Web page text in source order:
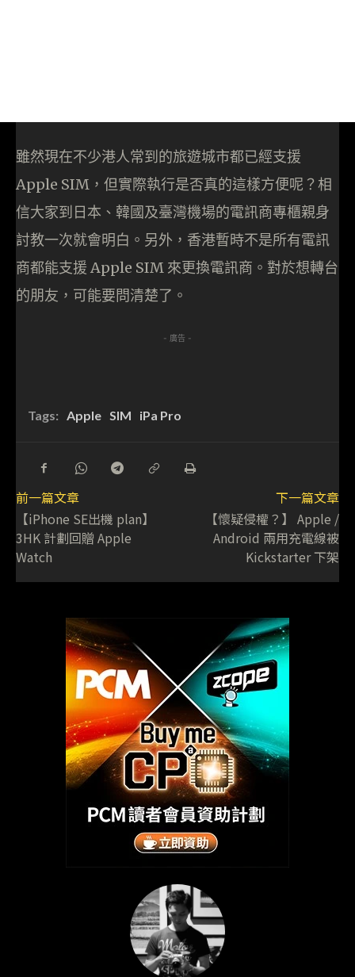
雖然現在不少港人常到的旅遊城市都已經支援
Apple SIM，但實際執行是否真的這樣方便呢？相
信大家到日本、韓國及臺灣機場的電訊商專櫃親身
討教一次就會明白。另外，香港暫時不是所有電訊
商都能支援 Apple SIM 來更換電訊商。對於想轉台
的朋友，可能要問清楚了。
- 廣告 -
Tags: Apple SIM iPa Pro
前一篇文章
【iPhone SE出機 plan】
3HK 計劃回贈 Apple
Watch
下一篇文章
【懷疑侵權？】 Apple /
Android 兩用充電線被
Kickstarter 下架